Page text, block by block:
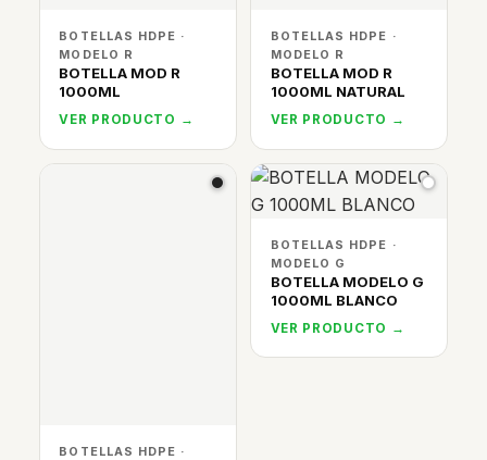
BOTELLAS HDPE ·
MODELO R
BOTELLA MOD R
1000ML
VER PRODUCTO →
BOTELLAS HDPE ·
MODELO R
BOTELLA MOD R
1000ML NATURAL
VER PRODUCTO →
BOTELLAS HDPE ·
BOTELLAS HDPE ·
MODELO G
BOTELLA MODELO G
1000ML BLANCO
VER PRODUCTO →